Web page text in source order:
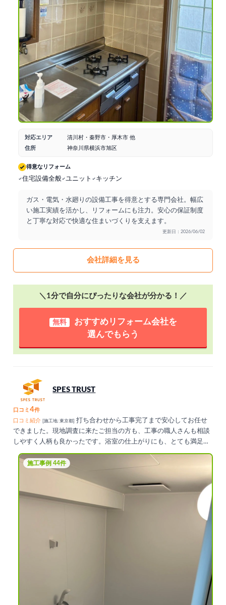
対応エリア
清川村・秦野市・厚木市 他
住所
神奈川県横浜市旭区
得意なリフォーム
住宅設備全般 ユニット キッチン
ガス・電気・水廻りの設備工事を得意とする専門会社。幅広
い施工実績を活かし、リフォームにも注力。安心の保証制度
と丁寧な対応で快適な住まいづくりを支えます。
更新日：2026/06/02
会社詳細を見る
＼1分で自分にぴったりな会社が分かる！／
無料
おすすめリフォーム会社を
選んでもらう
SPES TRUST
口コミ4件
口コミ紹介
[施工地: 東京都]
打ち合わせから工事完了まで安心してお任せ
できました。現地調査に来たご担当の方も、工事の職人さんも相談
しやすく人柄も良かったです。浴室の仕上がりにも、とても満足し
ております。良き業者さんをご紹介くださり感謝申し上げます。
施工事例 44件